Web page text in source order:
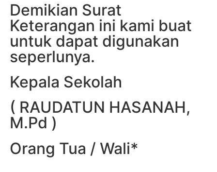
Demikian Surat
Keterangan ini kami buat
untuk dapat digunakan
seperlunya.
Kepala Sekolah
( RAUDATUN HASANAH,
M.Pd )
Orang Tua / Wali*